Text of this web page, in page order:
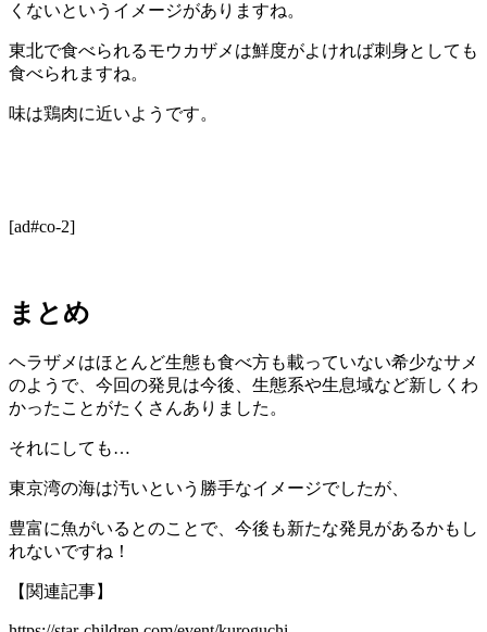
くないというイメージがありますね。
東北で食べられるモウカザメは鮮度がよければ刺身としても
食べられますね。
味は鶏肉に近いようです。
[ad#co-2]
まとめ
ヘラザメはほとんど生態も食べ方も載っていない希少なサメ
のようで、今回の発見は今後、生態系や生息域など新しくわ
かったことがたくさんありました。
それにしても…
東京湾の海は汚いという勝手なイメージでしたが、
豊富に魚がいるとのことで、今後も新たな発見があるかもし
れないですね！
【関連記事】